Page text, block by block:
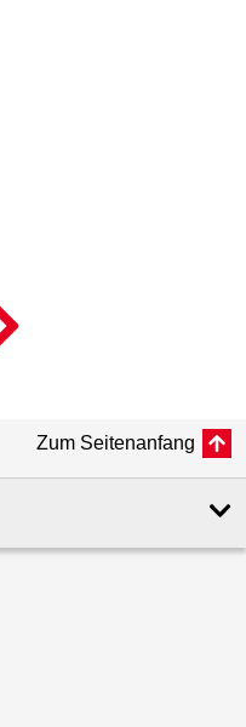
Zum Seitenanfang